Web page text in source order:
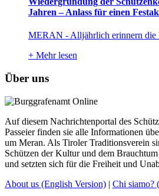
Jahren – Anlass für einen
MERAN - Alljährlich erinnern die
+ Mehr lesen
Über uns
Auf diesem Nachrichtenportal des
Passeier finden sie alle Informationen
um Meran. Als Tiroler Traditionsverein
Schützen der Kultur und dem
und setzten sich für die Freiheit und
About us (English Version) | Chi siamo?